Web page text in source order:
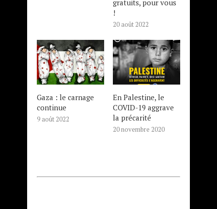
gratuits, pour vous
!
20 août 2022
Gaza : le carnage
continue
9 août 2022
En Palestine, le
COVID-19 aggrave
la précarité
20 novembre 2020